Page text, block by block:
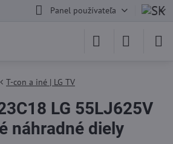
Panel používateľa
T-con a iné | LG TV
LG 55LJ625V
náhradné diely